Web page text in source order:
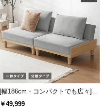
[幅186cm・コンパクトでも広々] 3
人掛けソファベッド リクライニン
￥49,999